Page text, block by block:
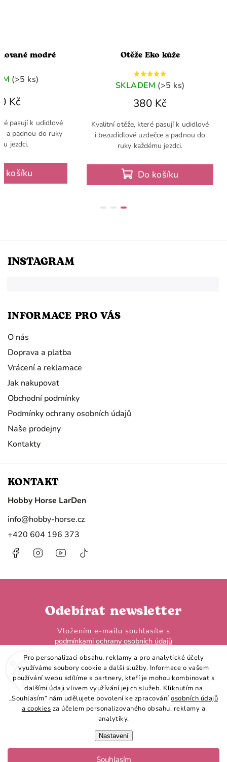
Pro personalizaci obsahu, reklamy a pro analytické účely
využíváme soubory cookie a další služby. Informace o vašem
používání webu sdílíme s partnery, kteří je mohou kombinovat s
dalšími údaji vlivem využívání jejich služeb. Kliknutím na
„Souhlasím“ nám udělujete povolení ke zpracováníosobních údajů
a cookies za účelem personalizovaného obsahu, reklamy a
analytiky.
Nastavení
Souhlasím
modré
(>5 ks)
Kč
košíku
pasují k udidlové
a padnou do ruky
jezdci.
Otěže Eko kůže
SKLADEM (>5 ks)
380 Kč
Do košíku
Kvalitní otěže, které pasují k udidlové
i bezudidlové uzdečce a padnou do
ruky každému jezdci.
INSTAGRAM
Odebírat newsletter
Vložením e-mailu souhlasíte s
podmínkami ochrany osobních údajů
Přihlásit se
INFORMACE PRO VÁS
O nás
Doprava a platba
Vrácení a reklamace
Jak nakupovat
Obchodní podmínky
Podmínky ochrany osobních údajů
Naše prodejny
Kontakty
KONTAKT
Hobby Horse LarDen
info@hobby-horse.cz
+420 604 196 373
FacebookInstagramhttps://www.youtube.com/